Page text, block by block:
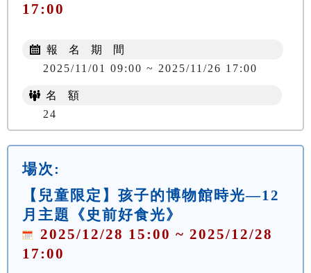
17:00
報 名 期 間
2025/11/01 09:00 ~ 2025/11/26 17:00
名 額
24
場次:
【兒童限定】孩子的博物館時光—12
月主題《史前好食光》
2025/12/28 15:00 ~ 2025/12/28
17:00